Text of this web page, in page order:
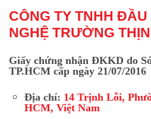
CÔNG TY TNHH
NGHỆ TRƯỜNG
Giấy chứng nhận ĐKKD do
TP.HCM cấp ngày 21/07/2016
Địa chỉ: 14 Trịnh Lỗi,
HCM, Việt Nam